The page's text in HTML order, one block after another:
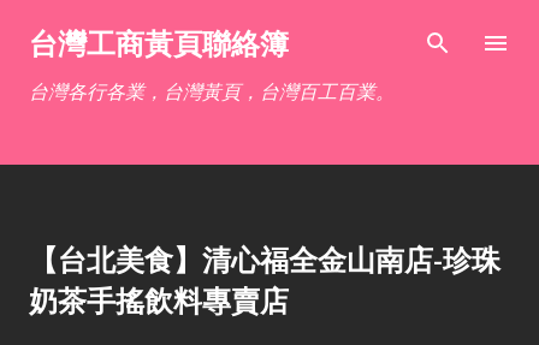
跳到主要內容
台灣工商黃頁聯絡簿
台灣各行各業，台灣黃頁，台灣百工百業。
【台北美食】清心福全金山南店-珍珠
奶茶手搖飲料專賣店